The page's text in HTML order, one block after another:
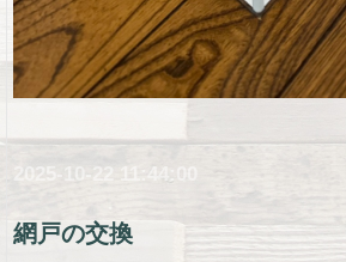
2025-10-22 11:44:00
網戸の交換